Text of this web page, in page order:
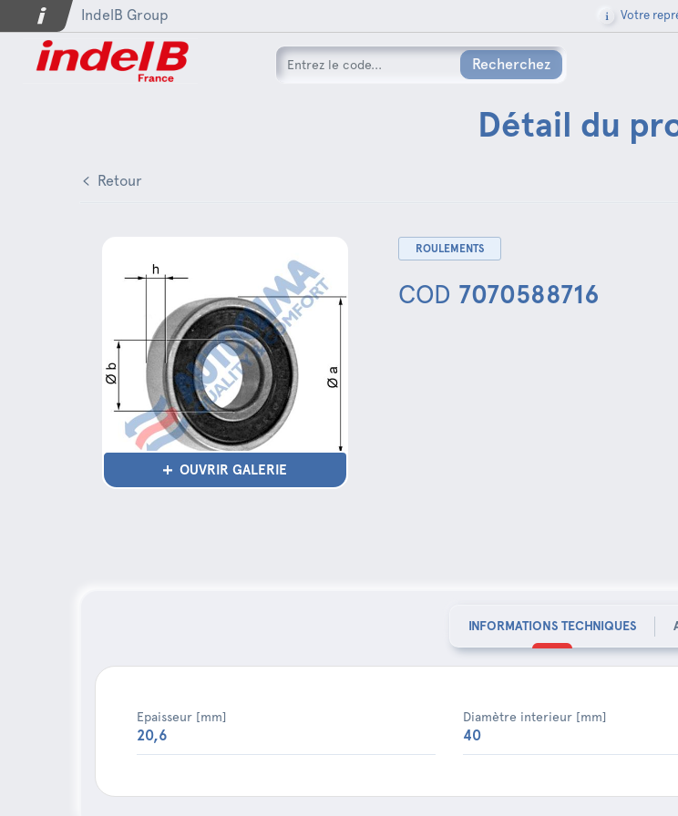
IndelB Group Votre
Recherchez
Détail du
Retour
OUVRIR GALERIE
ROULEMENTS
COD 7070588716
INFORMATIONS TECHNIQUES
Epaisseur [mm]
20,6
Diamètre interieur [mm]
40